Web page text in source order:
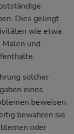
Dies gelingt
wie etwa
und
solcher
eines
beweisen
bewahren sie
oder